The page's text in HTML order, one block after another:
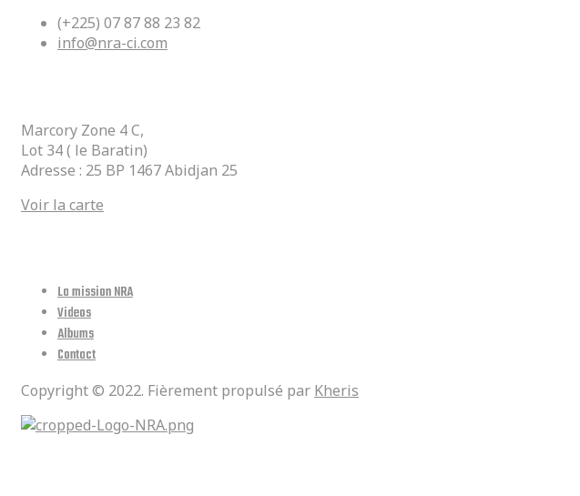
(+225) 07 87 88 23 82
info@nra-ci.com
Marcory Zone 4 C,
Lot 34 ( le Baratin)
Adresse : 25 BP 1467 Abidjan 25
Voir la carte
La mission NRA
Videos
Albums
Contact
Copyright © 2022. Fièrement propulsé par Kheris